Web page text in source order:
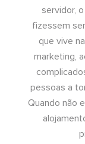
servidor,
fizessem
que vive
marketing,
pessoas a
Quando não